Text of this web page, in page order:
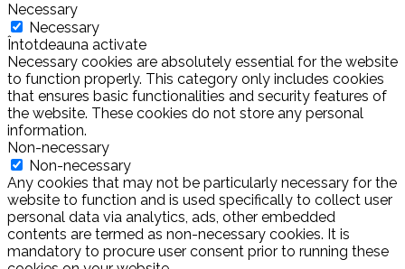
Necessary
Necessary
Întotdeauna activate
Necessary cookies are absolutely essential for the website
to function properly. This category only includes cookies
that ensures basic functionalities and security features of
the website. These cookies do not store any personal
information.
Non-necessary
Non-necessary
Any cookies that may not be particularly necessary for the
website to function and is used specifically to collect user
personal data via analytics, ads, other embedded
contents are termed as non-necessary cookies. It is
mandatory to procure user consent prior to running these